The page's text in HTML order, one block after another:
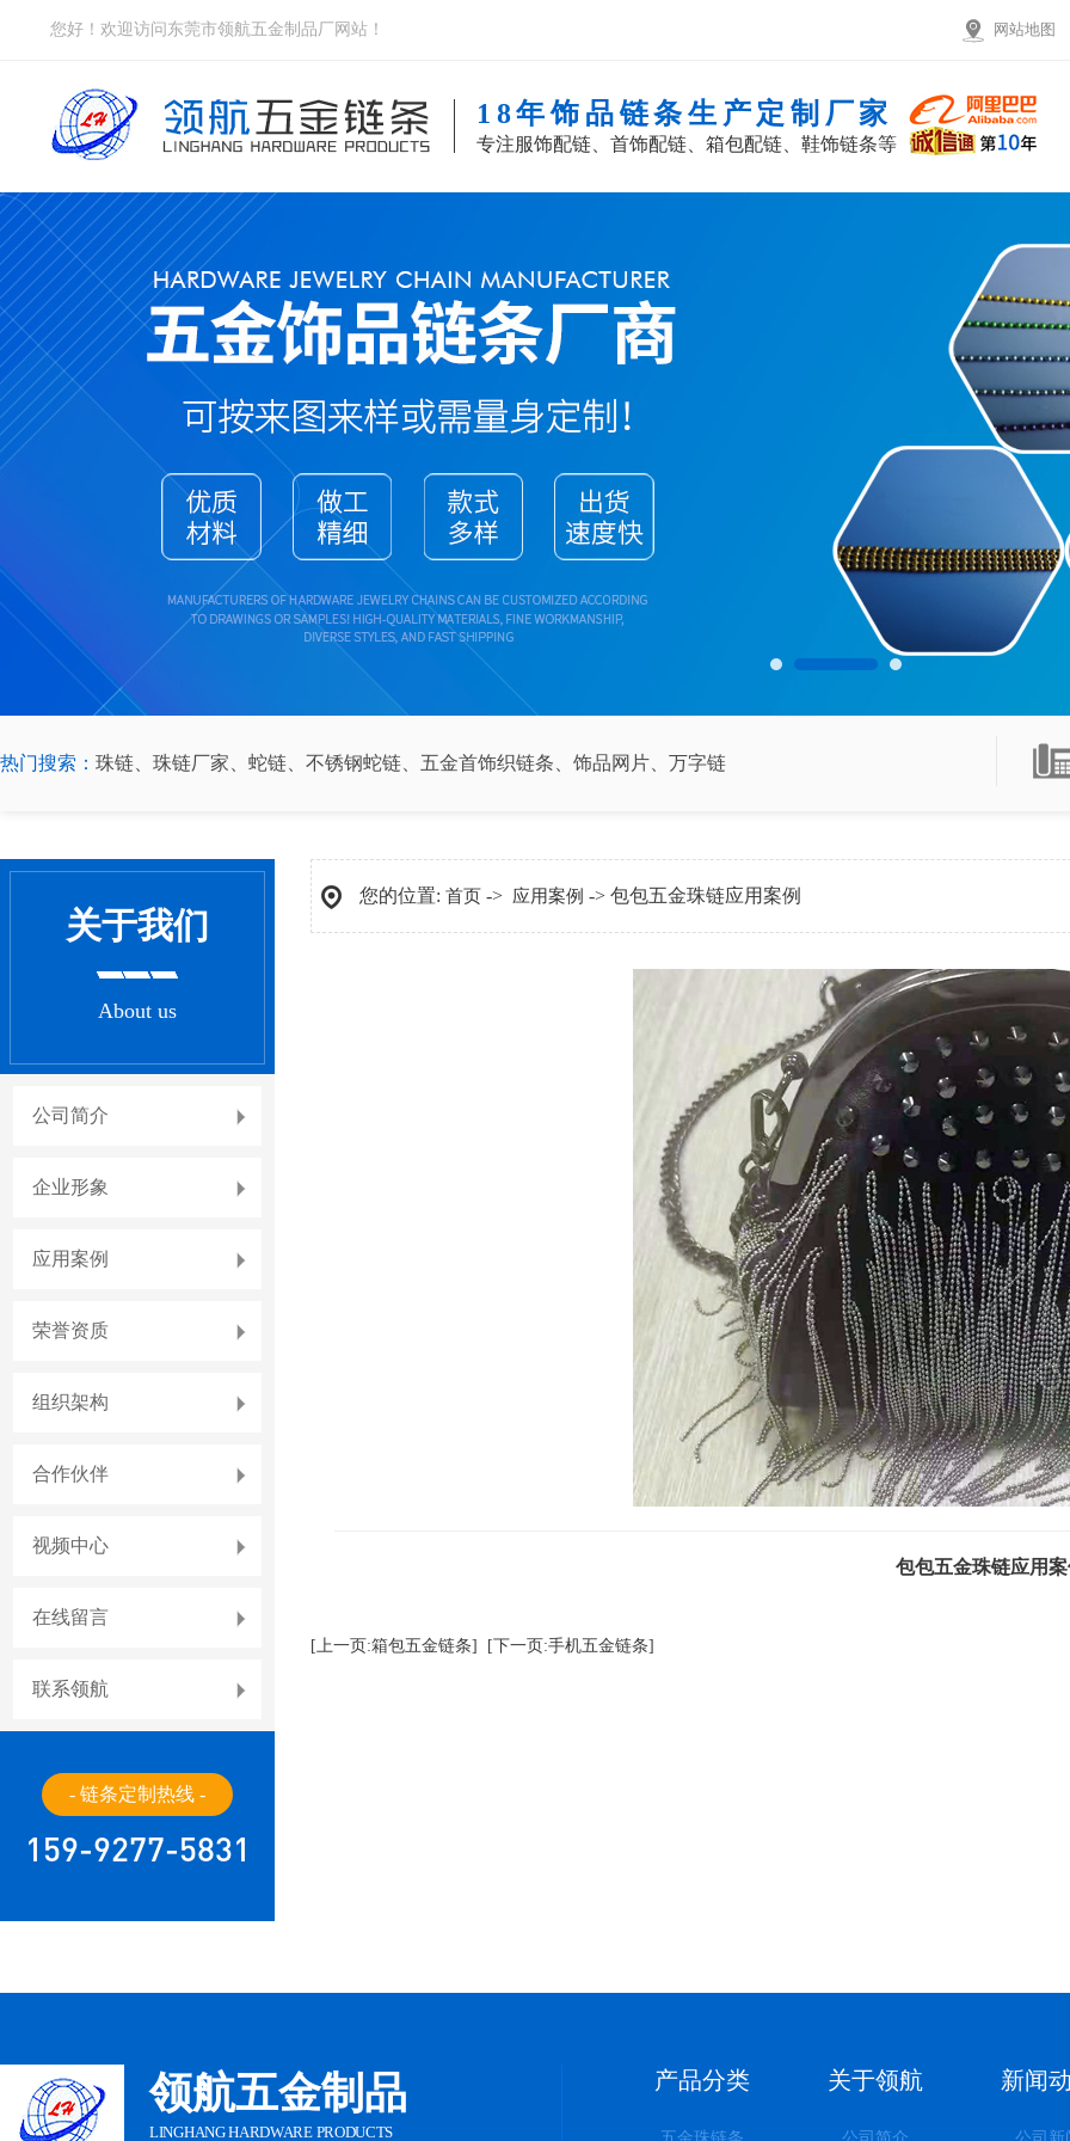
您好！欢迎访问东莞市领航五金制品厂网站！ 网站地图
18年饰品链条生产定制厂家
专注服饰配链、首饰配链、箱包配链、鞋饰链条等
热门搜索： 珠链 珠链厂家 蛇链 不锈钢蛇链 五金首饰织链条 饰品网片 万字链
关于我们
About us
公司简介
企业形象
应用案例
荣誉资质
组织架构
合作伙伴
视频中心
在线留言
联系领航
- 链条定制热线 -
159-9277-5831
您的位置: 首页 -> 应用案例 -> 包包五金珠链应用案例
包包五金珠链应用
[上一页:箱包五金链条] [下一页:手机五金链条]
领航五金制品
LINGHANG HARDWARE PRODUCTS
产品分类 关于领航 新闻